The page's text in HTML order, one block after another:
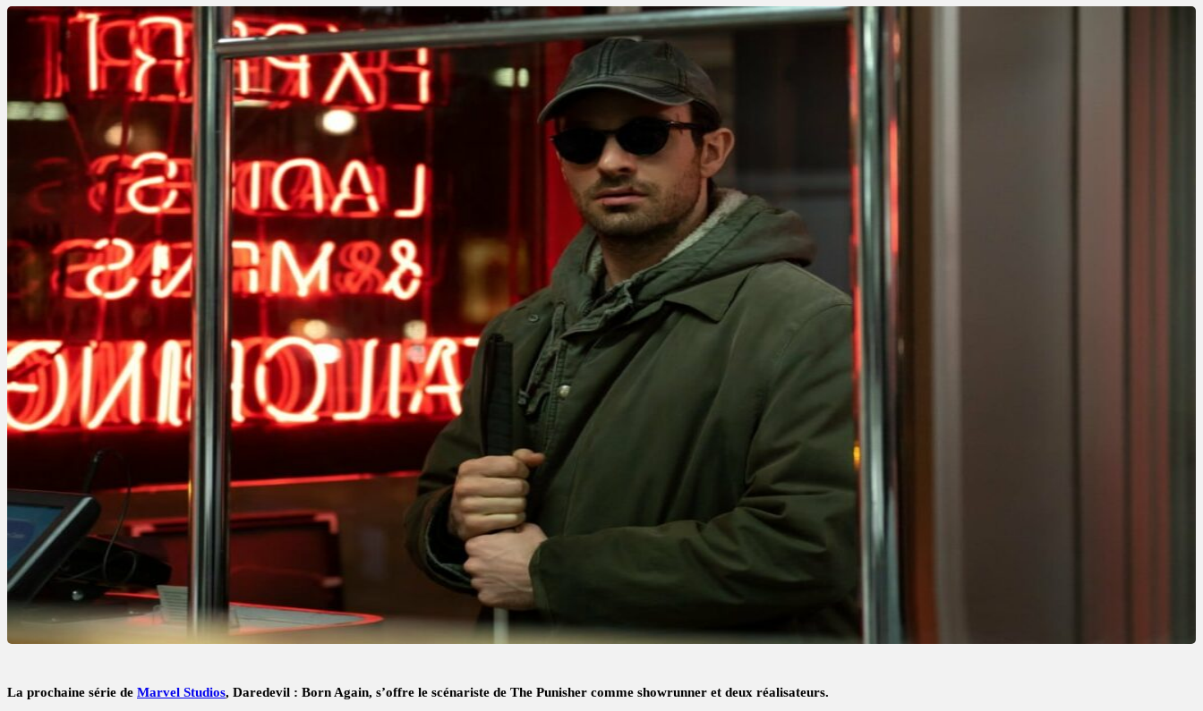
La prochaine série de Marvel Studios, Daredevil : Born Again, s’offre le scénariste de The Punisher comme showrunner et deux réalisateurs.